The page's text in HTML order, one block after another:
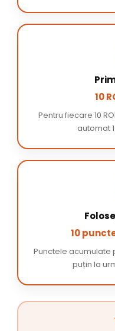
10
Pentru fiecare 10
automat
10
Punctele acumulate
puțin la